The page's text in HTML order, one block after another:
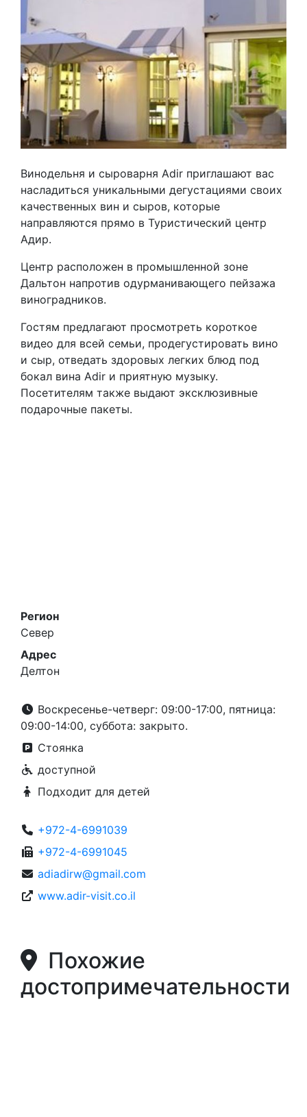
Винодельня и сыроварня Adir приглашают вас
насладиться уникальными дегустациями своих
качественных вин и сыров, которые
направляются прямо в Туристический центр
Адир.
Центр расположен в промышленной зоне
Дальтон напротив одурманивающего пейзажа
виноградников.
Гостям предлагают просмотреть короткое
видео для всей семьи, продегустировать вино
и сыр, отведать здоровых легких блюд под
бокал вина Adir и приятную музыку.
Посетителям также выдают эксклюзивные
подарочные пакеты.
Регион
Север
Адрес
Делтон
Воскресенье-четверг: 09:00-17:00, пятница:
09:00-14:00, суббота: закрыто.
Стоянка
доступной
Подходит для детей
+972-4-6991039
+972-4-6991045
adiadirw@gmail.com
www.adir-visit.co.il
Похожие
достопримечательности